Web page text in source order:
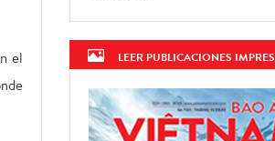
el
LEER PUBLICACIONES